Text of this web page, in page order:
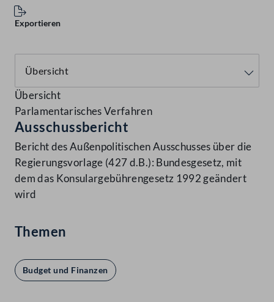
Exportieren
Übersicht
Parlamentarisches Verfahren
Ausschussbericht
Bericht des Außenpolitischen Ausschusses über die
Regierungsvorlage (427 d.B.): Bundesgesetz, mit
dem das Konsulargebührengesetz 1992 geändert
wird
Themen
Budget und Finanzen